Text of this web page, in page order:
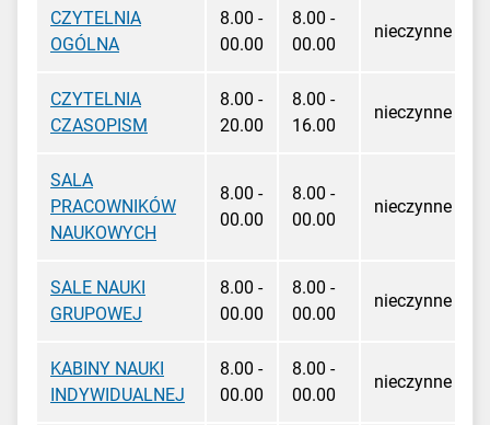
CZYTELNIA
OGÓLNA
8.00 -
00.00
8.00 -
00.00
nieczynne
CZYTELNIA
CZASOPISM
8.00 -
20.00
8.00 -
16.00
nieczynne
SALA
PRACOWNIKÓW
NAUKOWYCH
8.00 -
00.00
8.00 -
00.00
nieczynne
SALE NAUKI
GRUPOWEJ
8.00 -
00.00
8.00 -
00.00
nieczynne
KABINY NAUKI
INDYWIDUALNEJ
8.00 -
00.00
8.00 -
00.00
nieczynne